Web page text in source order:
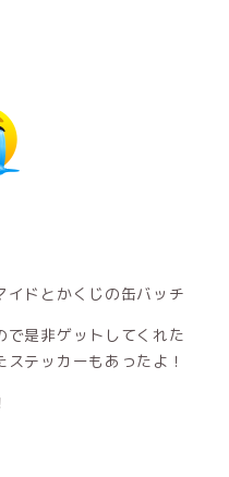
イドとかくじの缶バッチ
で是非ゲットしてくれた
テッカーもあったよ！